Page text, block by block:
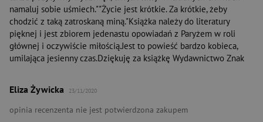
namaluj sobie uśmiech.""Życie jest krótkie. Za krótkie, żeby
chodzić z taką zatroskaną miną."Książka należy do literatury
pięknej i jest zbiorem jedenastu opowiadań z Paryżem w roli
głównej i oczywiście miłością.Jest to powieść bardzo kobieca,
umilająca jesienny czas.Dziękuję za książkę Wydawnictwo Znak
Eliza Żywicka 23/11/2020
opinia recenzenta nie jest potwierdzona zakupem